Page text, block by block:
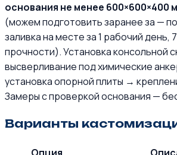
основания не менее 600×600×400
(можем подготовить заранее за —
заливка на месте за 1 рабочий день,
прочности). Установка консольной
высверливание под химические
установка опорной плиты →
Замеры с проверкой основания —
Варианты